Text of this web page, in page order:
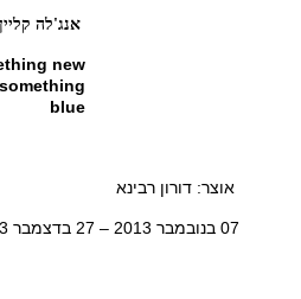
אנג'לה קליין
new,
blue
אוצר: דורון רבינא